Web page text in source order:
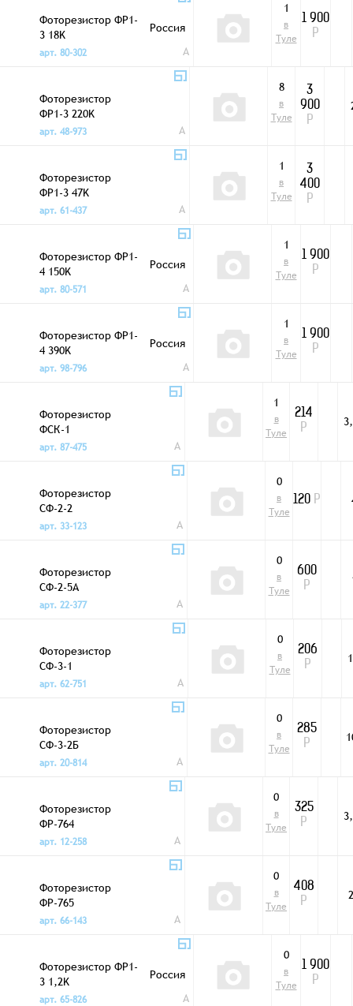
Фоторезистор ФР1-
3 18K
Россия
арт. 80-302
A
1
в
Туле
1 900
Р
Фоторезистор
ФР1-3 220K
арт. 48-973
A
8
в
Туле
3
900
Р
Фоторезистор
ФР1-3 47K
арт. 61-437
A
1
в
Туле
3
400
Р
Фоторезистор ФР1-
4 150K
Россия
арт. 80-571
A
1
в
Туле
1 900
Р
Фоторезистор ФР1-
4 390K
Россия
арт. 98-796
A
1
в
Туле
1 900
Р
Фоторезистор
ФСК-1
арт. 87-475
A
1
в
Туле
214
Р
Фоторезистор
СФ-2-2
арт. 33-123
A
0
в
Туле
120 Р
Фоторезистор
СФ-2-5А
арт. 22-377
A
0
в
Туле
600
Р
Фоторезистор
СФ-3-1
арт. 62-751
A
0
в
Туле
206
Р
Фоторезистор
СФ-3-2Б
арт. 20-814
A
0
в
Туле
285
Р
Фоторезистор
ФР-764
арт. 12-258
A
0
в
Туле
325
Р
Фоторезистор
ФР-765
арт. 66-143
A
0
в
Туле
408
Р
Фоторезистор ФР1-
3 1,2K
Россия
арт. 65-826
A
0
в
Туле
1 900
Р